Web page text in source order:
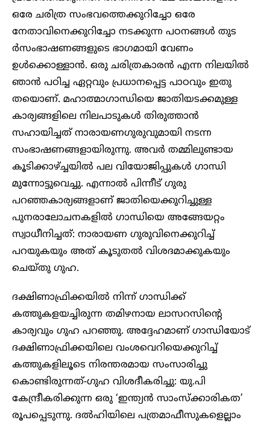
ഒരേ ചരിത്ര സംഭവത്തെക്കുറിച്ചോ ഒരേ
നേതാവിനെക്കുറിച്ചോ നടക്കുന്ന പഠനങ്ങള്‍ തുട
ര്‍സംഭാഷണങ്ങളുടെ ഭാഗമായി വേണം
ഉള്‍ക്കൊള്ളാന്‍. ഒരു ചരിത്രകാരന്‍ എന്ന നിലയില്‍
ഞാന്‍ പഠിച്ച ഏറ്റവും പ്രധാനപ്പെട്ട പാഠവും ഇതു
തയൊണ്. മഹാത്മാഗാന്ധിയെ ജാതിയടക്കമുള്ള
കാര്യങ്ങളിലെ നിലപാടുകള്‍ തിരുത്താന്‍
സഹായിച്ചത് നാരായണഗുരുവുമായി നടന്ന
സംഭാഷണങ്ങളായിരുന്നു. അവര്‍ തമ്മിലുണ്ടായ
കൂടിക്കാഴ്ച്ചയില്‍ പല വിയോജിപ്പുകള്‍ ഗാന്ധി
മുന്നോട്ടുവെച്ചു. എന്നാല്‍ പിന്നീട് ഗുരു
പറഞ്ഞകാര്യങ്ങളാണ് ജാതിയെക്കുറിച്ചുള്ള
പുനരാലോചനകളില്‍ ഗാന്ധിയെ അങ്ങേയറ്റം
സ്വാധീനിച്ചത്: നാരായണ ഗുരുവിനെക്കുറിച്ച്
പറയുകയും അത് കൂടുതല്‍ വിശദമാക്കുകയും
ചെയ്തു ഗുഹ.
ദക്ഷിണാഫ്രിക്കയില്‍ നിന്ന് ഗാന്ധിക്ക്
കത്തുകളയച്ചിരുന്ന തമിഴനായ ലാസറസിന്റെ
കാര്യവും ഗുഹ പറഞ്ഞു. അദ്ദേഹമാണ് ഗാന്ധിയോട്
ദക്ഷിണാഫ്രിക്കയിലെ വംശവെറിയെക്കുറിച്ച്
കത്തുകളിലൂടെ നിരന്തരമായ സംസാരിച്ചു
കൊണ്ടിരുന്നത്-ഗുഹ വിശദീകരിച്ചു: യു.പി
കേന്ദ്രീകരിക്കുന്ന ഒരു ‘ഇന്ത്യന്‍ സാംസ്‌ക്കാരികത’
രൂപപ്പെടുന്നു. ദല്‍ഹിയിലെ പത്രമാഫീസുകളെല്ലാം